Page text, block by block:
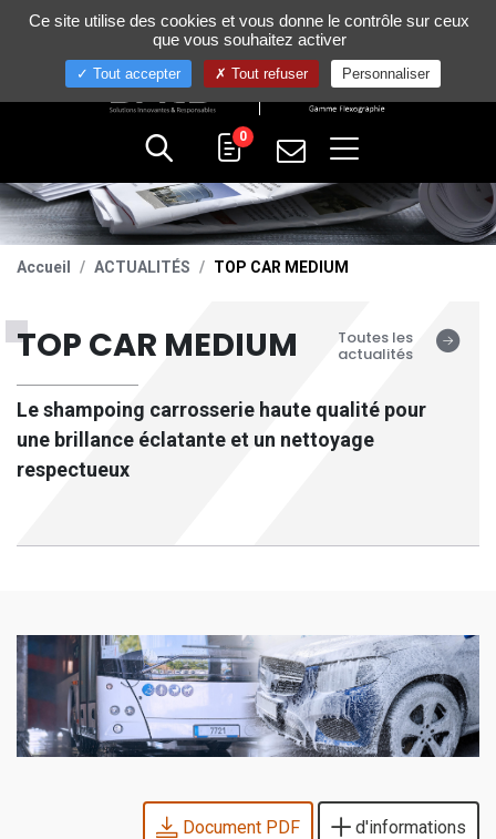
+33 (0)4 75 58 80 10
0
Accueil ACTUALITÉS TOP CAR MEDIUM
TOP CAR MEDIUM
Le shampoing carrosserie haute qualité pour
une brillance éclatante et un nettoyage
respectueux
Toutes les
actualités
Document PDF d'informations
Gestion de vos préférences sur les cookies
Ce site utilise des cookies et vous donne le contrôle sur ceux
que vous souhaitez activer
Tout accepter Tout refuser Personnaliser